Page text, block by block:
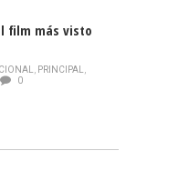
film más visto
PRINCIPAL
0